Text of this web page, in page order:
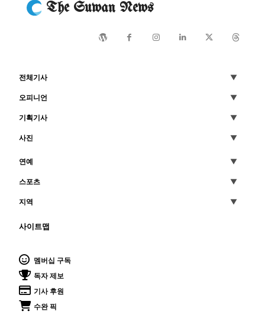
The Suwan News
전체기사
오피니언
기획기사
사진
연예
스포츠
지역
사이트맵
멤버십 구독
독자 제보
기사 후원
수완 픽